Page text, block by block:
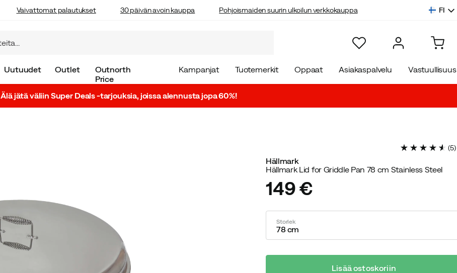
Vaivattomat palautukset 30 päivän avoin kauppa Pohjoismaiden suurin ulkoilun verkkokauppa FI
Uutuudet Outlet
Outnorth
Price
Kampanjat Tuotemerkit Oppaat Asiakaspalvelu Vastuullisuus
Älä jätä väliin Super Deals -tarjouksia, joissa alennusta jopa 60%!
(5)
Hällmark
Hällmark Lid for Griddle Pan 78 cm Stainless Steel
price
149 €
Storlek
78 cm
Lisää ostoskoriin